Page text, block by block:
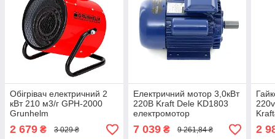
Обігрівач електричний 2
кВт 210 м3/г GPH-2000
Grunhelm
2 679 ₴ 3 029 ₴
Електричний мотор 3,0кВт
220В Kraft Dele KD1803
електромотор
7 039₴ 9 261,84 ₴
для
2